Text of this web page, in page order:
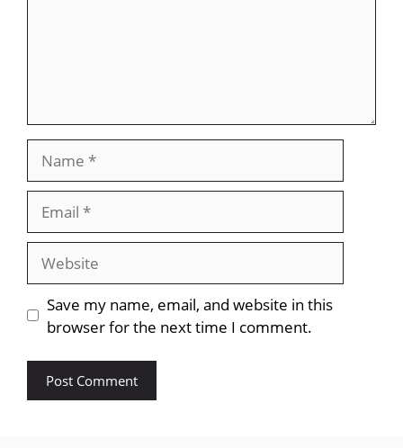
Website
Save my name, email, and website in this
browser for the next time I comment.